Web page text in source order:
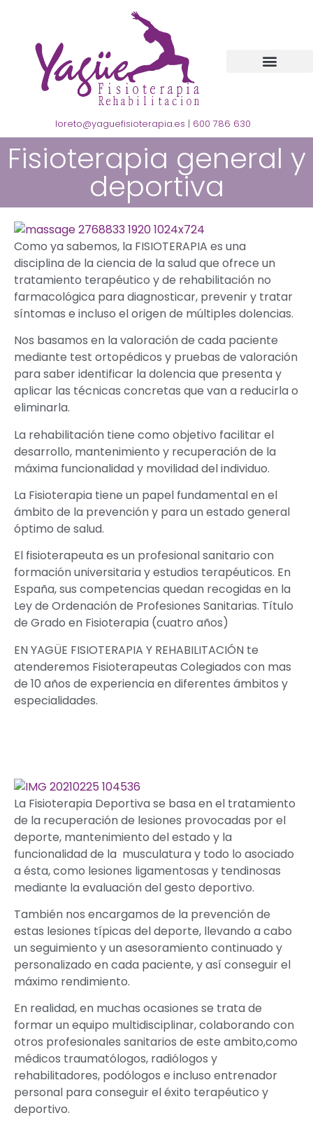
loreto@yaguefisioterapia.es | 600 786 630
Fisioterapia general y
deportiva
Como ya sabemos, la FISIOTERAPIA es una
disciplina de la ciencia de la salud que ofrece un
tratamiento terapéutico y de rehabilitación no
farmacológica para diagnosticar, prevenir y tratar
síntomas e incluso el origen de múltiples dolencias.
Nos basamos en la valoración de cada paciente
mediante test ortopédicos y pruebas de valoración
para saber identificar la dolencia que presenta y
aplicar las técnicas concretas que van a reducirla o
eliminarla.
La rehabilitación tiene como objetivo facilitar el
desarrollo, mantenimiento y recuperación de la
máxima funcionalidad y movilidad del individuo.
La Fisioterapia tiene un papel fundamental en el
ámbito de la prevención y para un estado general
óptimo de salud.
El fisioterapeuta es un profesional sanitario con
formación universitaria y estudios terapéuticos. En
España, sus competencias quedan recogidas en la
Ley de Ordenación de Profesiones Sanitarias. Título
de Grado en Fisioterapia (cuatro años)
EN YAGÜE FISIOTERAPIA Y REHABILITACIÓN te
atenderemos Fisioterapeutas Colegiados con mas
de 10 años de experiencia en diferentes ámbitos y
especialidades.
La Fisioterapia Deportiva se basa en el tratamiento
de la recuperación de lesiones provocadas por el
deporte, mantenimiento del estado y la
funcionalidad de la musculatura y todo lo asociado
a ésta, como lesiones ligamentosas y tendinosas
mediante la evaluación del gesto deportivo.
También nos encargamos de la prevención de
estas lesiones típicas del deporte, llevando a cabo
un seguimiento y un asesoramiento continuado y
personalizado en cada paciente, y así conseguir el
máximo rendimiento.
En realidad, en muchas ocasiones se trata de
formar un equipo multidisciplinar, colaborando con
otros profesionales sanitarios de este ambito,como
médicos traumatólogos, radiólogos y
rehabilitadores, podólogos e incluso entrenador
personal para conseguir el éxito terapéutico y
deportivo.